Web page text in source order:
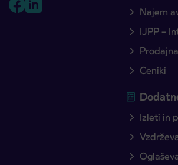
Najem
IJPP –
Ceniki
Izleti in